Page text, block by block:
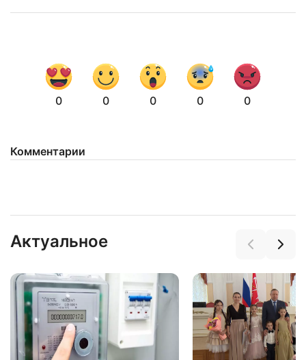
0 0 0 0 0
Комментарии
Актуальное
Нажимая на кнопку "Отправить" вы
соглашаетесь с
политикой конфиденциальности